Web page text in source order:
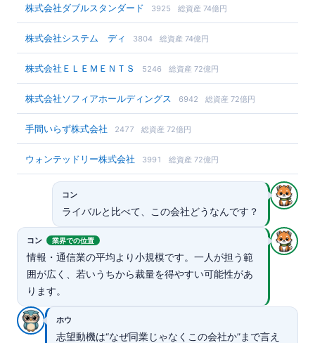
株式会社ダブルスタンダード 3925 総資産 74億円
株式会社システム ディ 3804 総資産 74億円
株式会社ＥＬＥＭＥＮＴＳ 5246 総資産 72億円
株式会社ソフィアホールディングス 6942 総資産 72億円
手間いらず株式会社 2477 総資産 72億円
ウォンテッドリー株式会社 3991 総資産 72億円
コン
ライバルと比べて、この会社どうなんです？
コン 業界での位置
情報・通信業の平均より小規模です。一人が担う範
囲が広く、若いうちから裁量を得やすい可能性があ
ります。
ホウ
志望動機は“なぜ同業じゃなくこの会社か”まで言え